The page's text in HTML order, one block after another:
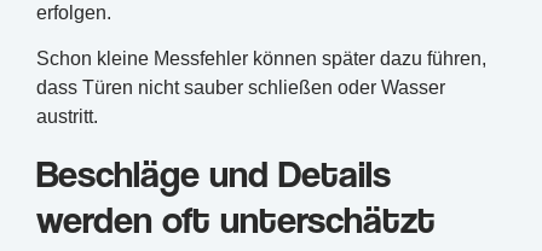
erfolgen.
Schon kleine Messfehler können später dazu führen,
dass Türen nicht sauber schließen oder Wasser
austritt.
Beschläge und Details
werden oft unterschätzt